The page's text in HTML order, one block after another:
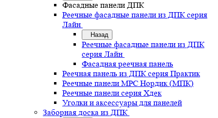
Фасадные панели ДПК
Реечные фасадные панели из ДПК серия
Лайн
Назад
Реечные фасадные панели из ДПК
серия Лайн
Фасадная реечная панель
Реечная панель из ДПК серия Практик
Реечные панели MPC Нордик (МПК)
Реечные панели серия Хдек
Уголки и аксессуары для панелей
Заборная доска из ДПК